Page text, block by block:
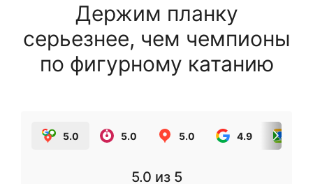
Держим планку
серьезнее, чем чемпионы
по фигурному катанию
5.0 5.0 5.0 4.9
5.0 из 5